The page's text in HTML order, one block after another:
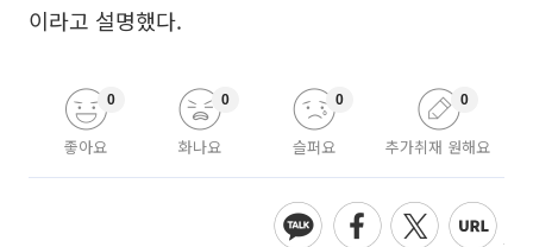
이라고 설명했다.
좋아요
0
화나요
0
슬퍼요
0
추가취재 원해요
0